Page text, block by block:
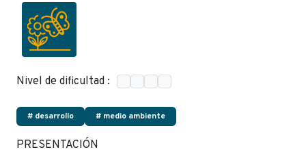
Nivel de dificultad :
# desarrollo # medio ambiente
PRESENTACIÓN